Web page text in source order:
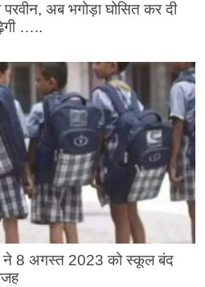
परवीन, अब भगोड़ा घोसित कर दी
…..
ने 8 अगस्त 2023 को स्कूल बंद